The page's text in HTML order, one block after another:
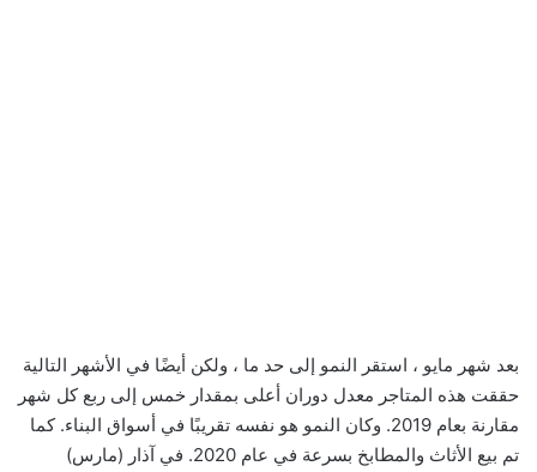
بعد شهر مايو ، استقر النمو إلى حد ما ، ولكن أيضًا في الأشهر التالية
حققت هذه المتاجر معدل دوران أعلى بمقدار خمس إلى ربع كل شهر
مقارنة بعام 2019. وكان النمو هو نفسه تقريبًا في أسواق البناء. كما
تم بيع الأثاث والمطابخ بسرعة في عام 2020. في آذار (مارس)